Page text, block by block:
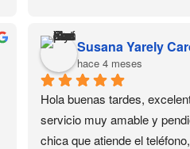
hace 4 meses
Hola buenas tardes,
servicio muy amable y
chica que atiende el